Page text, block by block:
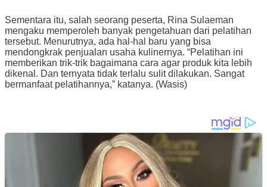
Sementara itu, salah seorang peserta, Rina Sulaeman
mengaku memperoleh banyak pengetahuan dari pelatihan
tersebut. Menurutnya, ada hal-hal baru yang bisa
mendongkrak penjualan usaha kulinernya. “Pelatihan ini
memberikan trik-trik bagaimana cara agar produk kita lebih
dikenal. Dan ternyata tidak terlalu sulit dilakukan. Sangat
bermanfaat pelatihannya,” katanya. (Wasis)